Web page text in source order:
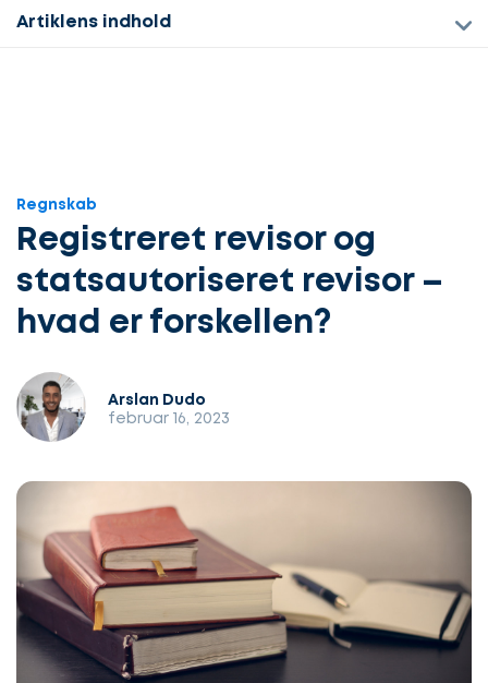
Artiklens indhold
Regnskab
Registreret revisor og
statsautoriseret revisor –
hvad er forskellen?
Arslan Dudo
februar 16, 2023